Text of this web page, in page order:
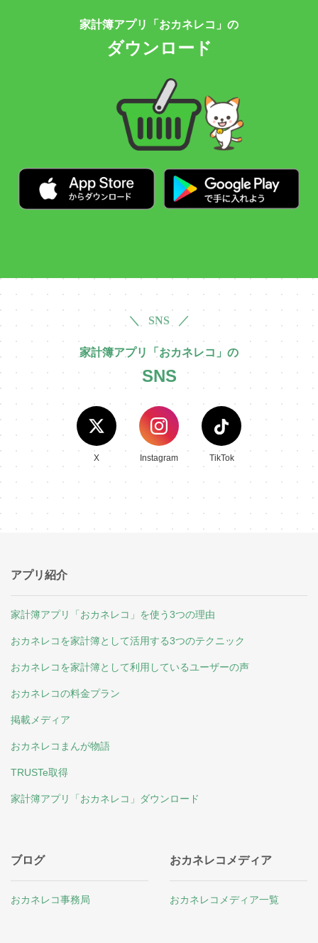
家計簿アプリ「おカネレコ」の
ダウンロード
＼ SNS ／
家計簿アプリ「おカネレコ」の
SNS
X Instagram TikTok
アプリ紹介
家計簿アプリ「おカネレコ」を使う3つの理由
おカネレコを家計簿として活用する3つのテクニック
おカネレコを家計簿として利用しているユーザーの声
おカネレコの料金プラン
掲載メディア
おカネレコまんが物語
TRUSTe取得
家計簿アプリ「おカネレコ」ダウンロード
ブログ
おカネレコ事務局
おカネレコメディア
おカネレコメディア一覧